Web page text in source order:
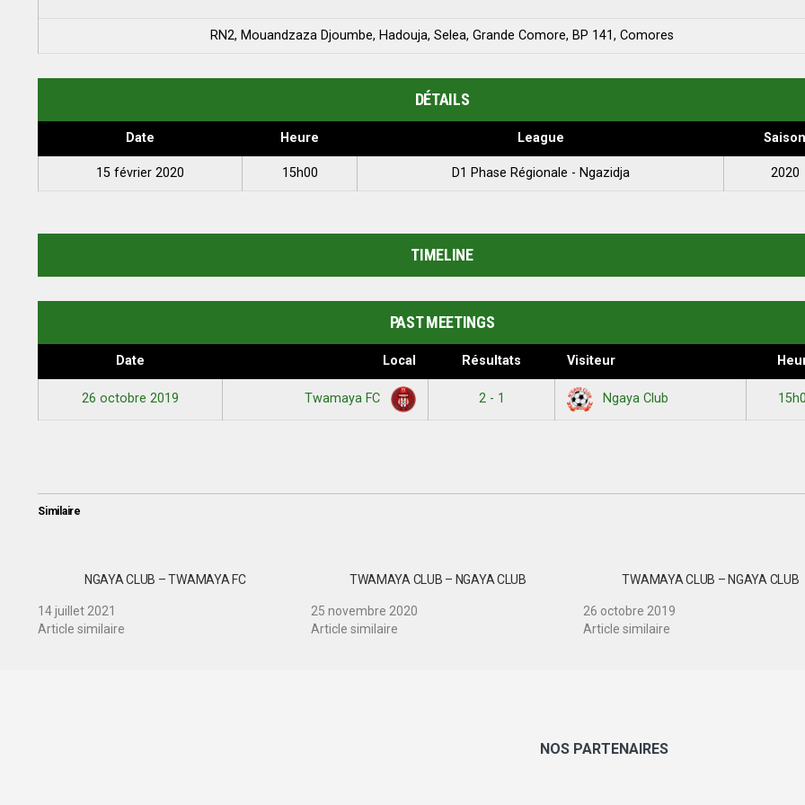
RN2, Mouandzaza Djoumbe, Hadouja, Selea, Grande Comore, BP 141, Comores
DÉTAILS
Date Heure League Saison
15 février 2020 15h00 D1 Phase Régionale - Ngazidja 2020
TIMELINE
PAST MEETINGS
Date Local Résultats Visiteur
26 octobre 2019 Twamaya FC 2 - 1 Ngaya Club
Similaire
NGAYA CLUB – TWAMAYA FC
14 juillet 2021
Article similaire
TWAMAYA CLUB – NGAYA CLUB
25 novembre 2020
Article similaire
TWAMAYA CLUB – NGAYA CLUB
26 octobre 2019
Article similaire
NOS PARTENAIRES